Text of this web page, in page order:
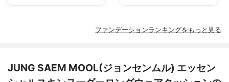
コールジカプリレート/ジカプレート、ラウ
ジメチコン/ビニルジメチコンクロスポリマ
ー、イソステアリン酸ソルビタン、水酸化
ファンデーションランキングをもっと見る
JUNG SAEM MOOL(ジョンセンムル) エッセン